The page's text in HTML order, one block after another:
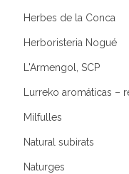
Herbes de la Conca
Herboristeria Nogué
L'Armengol, SCP
Lurreko aromáticas –
Milfulles
Natural subirats
Naturges